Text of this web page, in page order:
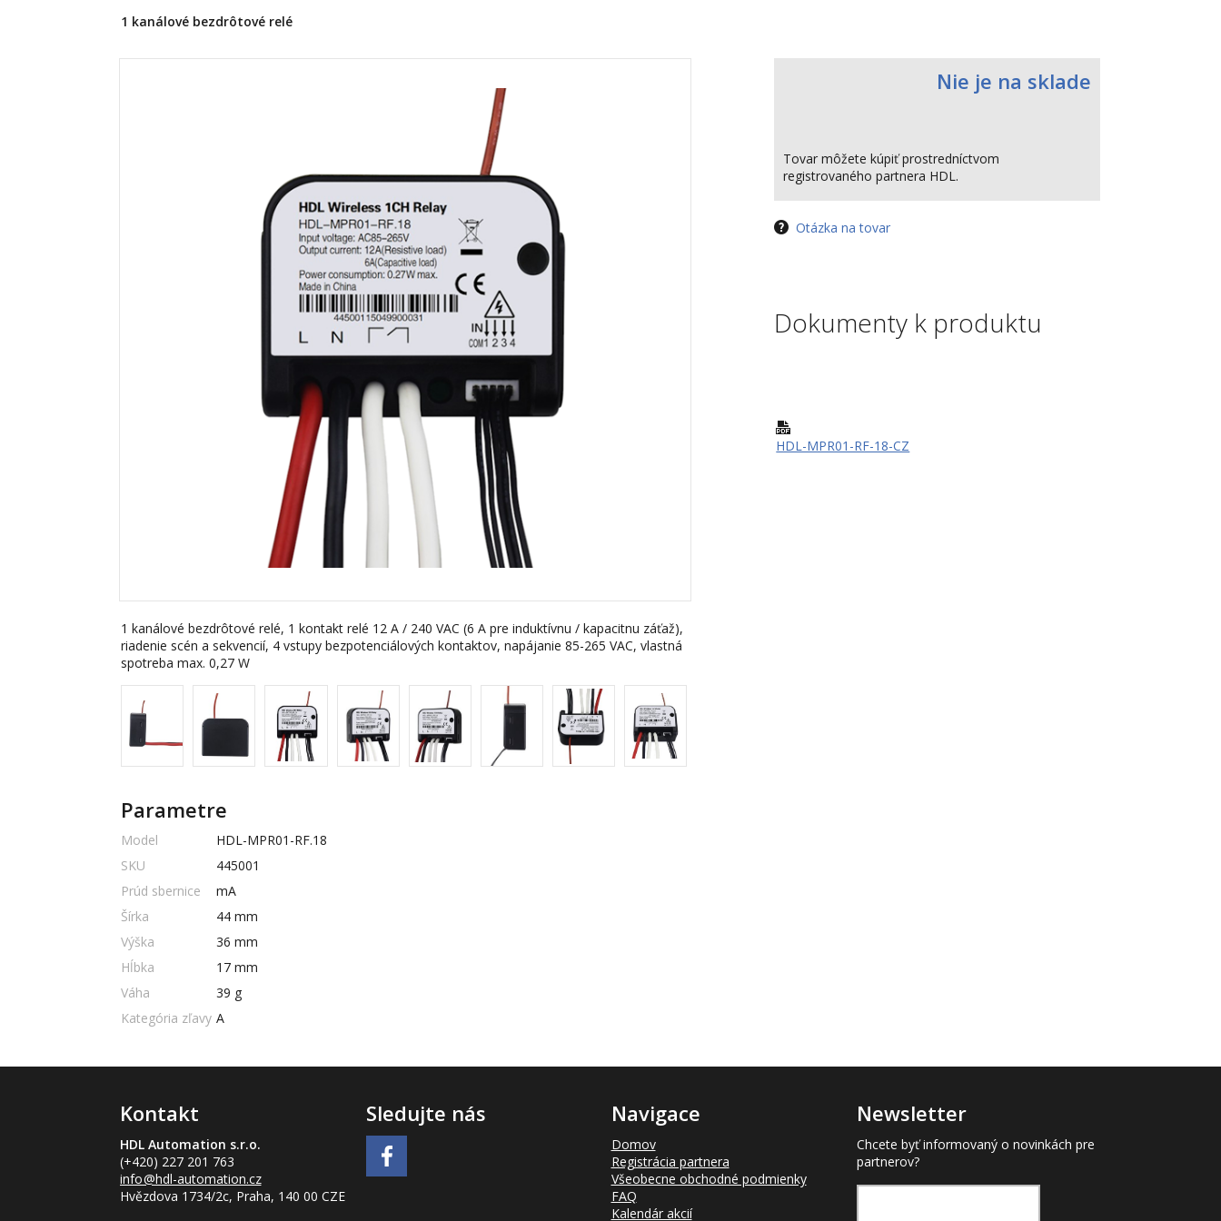
1 kanálové bezdrôtové relé
1 kanálové bezdrôtové relé, 1 kontakt relé 12 A / 240 VAC (6 A pre induktívnu / kapacitnu záťaž),
riadenie scén a sekvencií, 4 vstupy bezpotenciálových kontaktov, napájanie 85-265 VAC, vlastná
spotreba max. 0,27 W
Parametre
Model
HDL-MPR01-RF.18
SKU
445001
Prúd sbernice
mA
Šírka
44 mm
Výška
36 mm
Hĺbka
17 mm
Váha
39 g
Kategória zľavy A
Nie je na sklade
Tovar môžete kúpiť prostredníctvom
registrovaného partnera HDL.
Otázka na tovar
Dokumenty k produktu
HDL-MPR01-RF-18-CZ
Kontakt
HDL Automation s.r.o.
(+420) 227 201 763
info@hdl-automation.cz
Hvězdova 1734/2c, Praha, 140 00 CZE
Sledujte nás Navigace
Domov
Registrácia partnera
Všeobecne obchodné podmienky
FAQ
Kalendár akcií
Newsletter
Chcete byť informovaný o novinkách pre
partnerov?